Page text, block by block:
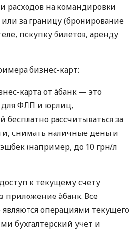
расходов на командировки
за границу (бронирование
покупку билетов, аренду
бизнес-карт:
карта от àбанк — это
для ФЛП и юрлиц,
бесплатно рассчитываться за
снимать наличные деньги
(например, до 10 грн/л
к текущему счету
приложение àбанк. Все
операциями текущего
бухгалтерский учет и